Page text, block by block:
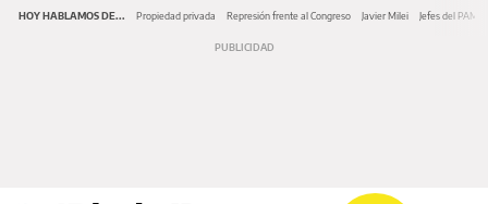
HOY HABLAMOS DE... Propiedad privada Represión frente al Congreso Javier Milei Jefes del PAMI